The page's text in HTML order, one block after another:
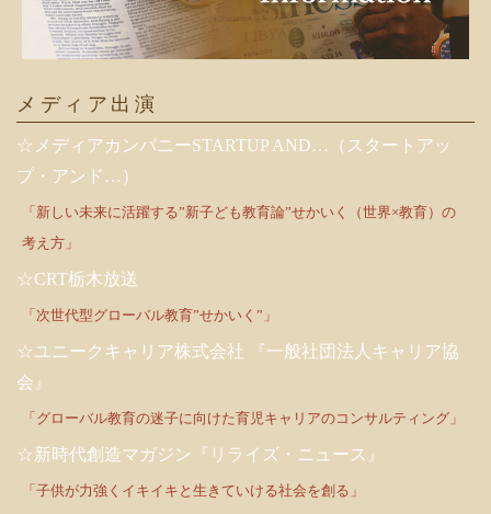
メディア出演
☆メディアカンパニーSTARTUP AND…（スタートアッ
プ・アンド…）
「新しい未来に活躍する”新子ども教育論”せかいく（世界×教育）の
考え方」
☆CRT栃木放送
「次世代型グローバル教育”せかいく”」
☆ユニークキャリア株式会社 『一般社団法人キャリア協
会』
「グローバル教育の迷子に向けた育児キャリアのコンサルティング」
☆新時代創造マガジン『リライズ・ニュース』
「子供が力強くイキイキと生きていける社会を創る」